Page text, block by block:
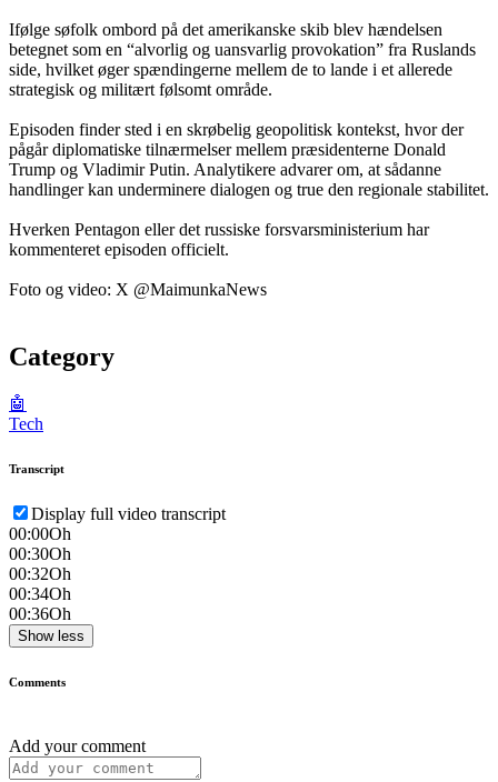
Ifølge søfolk ombord på det amerikanske skib blev hændelsen
betegnet som en “alvorlig og uansvarlig provokation” fra Ruslands
side, hvilket øger spændingerne mellem de to lande i et allerede
strategisk og militært følsomt område.
Episoden finder sted i en skrøbelig geopolitisk kontekst, hvor der
pågår diplomatiske tilnærmelser mellem præsidenterne Donald
Trump og Vladimir Putin. Analytikere advarer om, at sådanne
handlinger kan underminere dialogen og true den regionale stabilitet.
Hverken Pentagon eller det russiske forsvarsministerium har
kommenteret episoden officielt.
Foto og video: X @MaimunkaNews
Category
🤖
Tech
Transcript
Display full video transcript
00:00Oh
00:30Oh
00:32Oh
00:34Oh
00:36Oh
Show less
Comments
Add your comment